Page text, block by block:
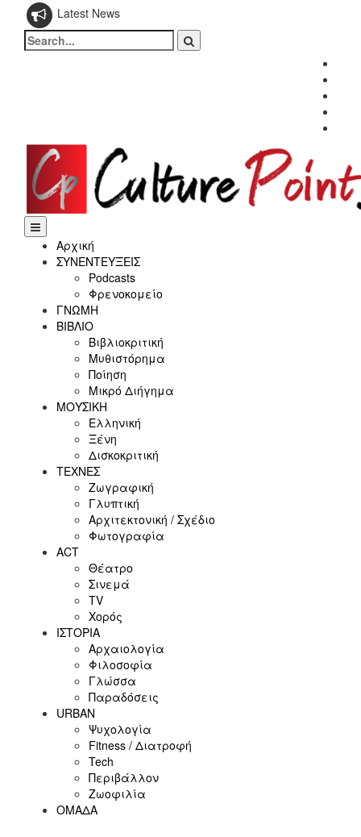
Latest News
Search
for:
Αρχική
ΣΥΝΕΝΤΕΥΞΕΙΣ
Podcasts
Φρενοκομείο
ΓΝΩΜΗ
ΒΙΒΛΙΟ
Βιβλιοκριτική
Μυθιστόρημα
Ποίηση
Μικρό Διήγημα
ΜΟΥΣΙΚΗ
Ελληνική
Ξένη
Δισκοκριτική
ΤΕΧΝΕΣ
Ζωγραφική
Γλυπτική
Αρχιτεκτονική / Σχέδιο
Φωτογραφία
ACT
Θέατρο
Σινεμά
ΤV
Χορός
ΙΣΤΟΡΙΑ
Αρχαιολογία
Φιλοσοφία
Γλώσσα
Παραδόσεις
URBAN
Ψυχολογία
Fitness / Διατροφή
Tech
Περιβάλλον
Ζωοφιλία
ΟΜΑΔΑ